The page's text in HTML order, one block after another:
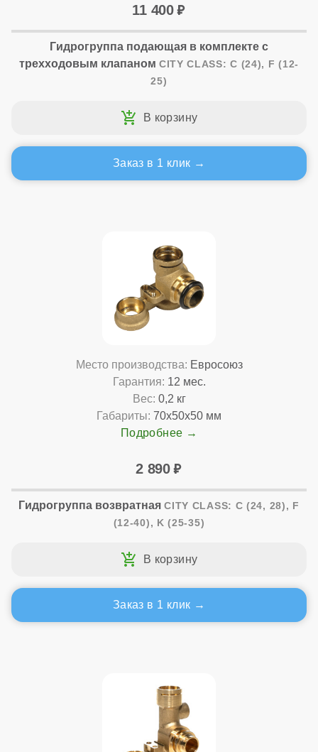
11 400
Гидрогруппа подающая в комплекте с
трехходовым клапаном CITY CLASS: C (24), F (12-
25)
Заказ в 1 клик
Место производства: Евросоюз
Гарантия: 12 мес.
Вес: 0,2 кг
Габариты: 70x50x50 мм
Подробнее
2 890
Гидрогруппа возвратная CITY CLASS: C (24, 28), F
(12-40), K (25-35)
Заказ в 1 клик